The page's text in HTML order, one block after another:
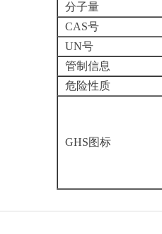
分子量
CAS号
UN号
管制信息
危险性质
GHS图标